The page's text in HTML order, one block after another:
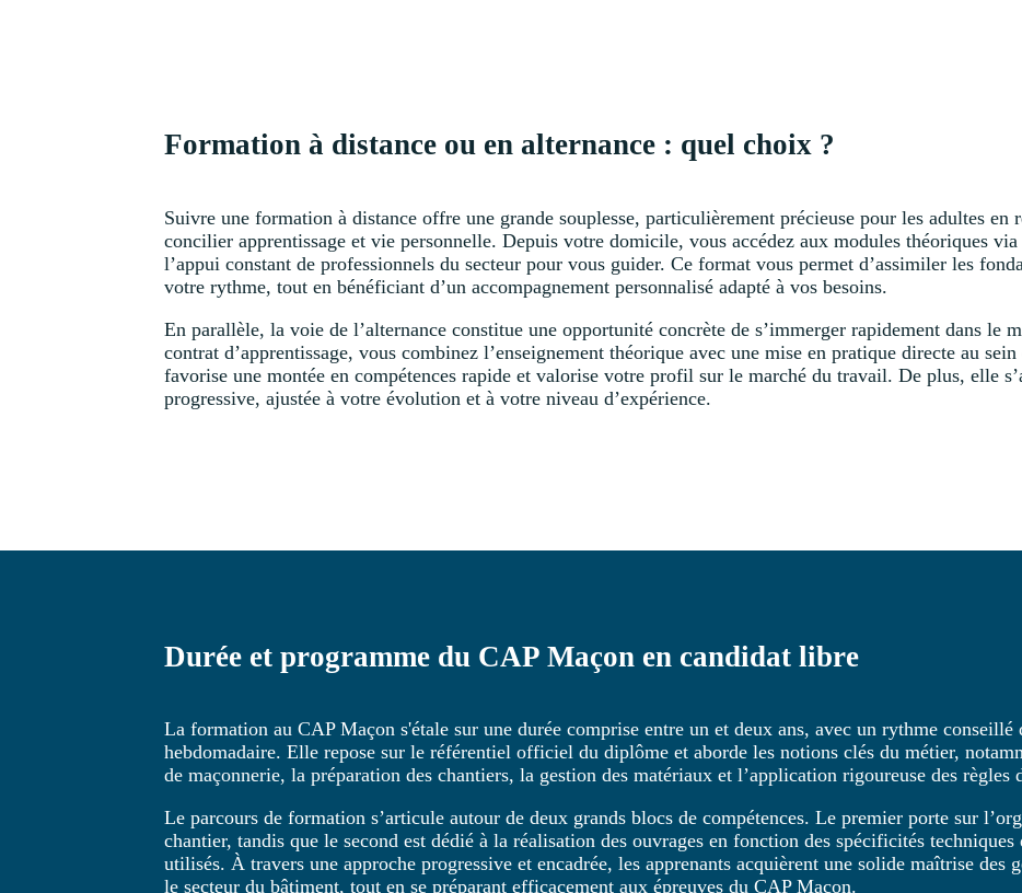
Formation à distance ou en alternance : quel choix ?
Suivre une formation à distance offre une grande souplesse, particulièrement précieuse pour les adultes
concilier apprentissage et vie personnelle. Depuis votre domicile, vous accédez aux modules théoriques
l’appui constant de professionnels du secteur pour vous guider. Ce format vous permet d’assimiler les
votre rythme, tout en bénéficiant d’un accompagnement personnalisé adapté à vos besoins.
En parallèle, la voie de l’alternance constitue une opportunité concrète de s’immerger rapidement dans le
contrat d’apprentissage, vous combinez l’enseignement théorique avec une mise en pratique directe au
favorise une montée en compétences rapide et valorise votre profil sur le marché du travail. De plus, elle
progressive, ajustée à votre évolution et à votre niveau d’expérience.
Durée et programme du CAP Maçon en candidat libre
La formation au CAP Maçon s'étale sur une durée comprise entre un et deux ans, avec un rythme conseillé
hebdomadaire. Elle repose sur le référentiel officiel du diplôme et aborde les notions clés du métier,
de maçonnerie, la préparation des chantiers, la gestion des matériaux et l’application rigoureuse des règles
Le parcours de formation s’articule autour de deux grands blocs de compétences. Le premier porte sur
chantier, tandis que le second est dédié à la réalisation des ouvrages en fonction des spécificités
utilisés. À travers une approche progressive et encadrée, les apprenants acquièrent une solide maîtrise des
le secteur du bâtiment, tout en se préparant efficacement aux épreuves du CAP Maçon.